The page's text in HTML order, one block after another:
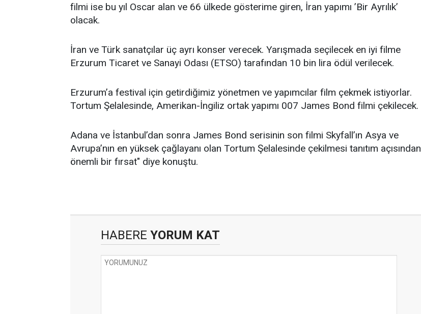
filmi ise bu yıl Oscar alan ve 66 ülkede gösterime giren, İran yapımı ’Bir Ayrılık’
olacak.
İran ve Türk sanatçılar üç ayrı konser verecek. Yarışmada seçilecek en iyi filme
Erzurum Ticaret ve Sanayi Odası (ETSO) tarafından 10 bin lira ödül verilecek.
Erzurum’a festival için getirdiğimiz yönetmen ve yapımcılar film çekmek istiyorlar.
Tortum Şelalesinde, Amerikan-İngiliz ortak yapımı 007 James Bond filmi çekilecek.
Adana ve İstanbul’dan sonra James Bond serisinin son filmi Skyfall’ın Asya ve
Avrupa’nın en yüksek çağlayanı olan Tortum Şelalesinde çekilmesi tanıtım açısından
önemli bir fırsat" diye konuştu.
HABERE YORUM KAT